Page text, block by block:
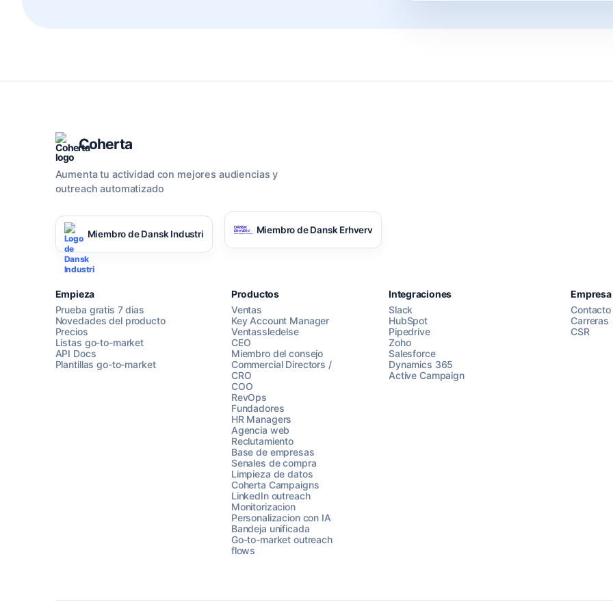
Coherta
Aumenta tu actividad con mejores audiencias y
outreach automatizado
Miembro de Dansk Industri Miembro de Dansk Erhverv
Empieza
Prueba gratis 7 dias
Novedades del producto
Precios
Listas go-to-market
API Docs
Plantillas go-to-market
Productos
Ventas
Key Account Manager
Ventassledelse
CEO
Miembro del consejo
Commercial Directors /
CRO
COO
RevOps
Fundadores
HR Managers
Agencia web
Reclutamiento
Base de empresas
Senales de compra
Limpieza de datos
Coherta Campaigns
LinkedIn outreach
Monitorizacion
Personalizacion con IA
Bandeja unificada
Go-to-market outreach
flows
Integraciones
Slack
HubSpot
Pipedrive
Zoho
Salesforce
Dynamics 365
Active Campaign
Empresa
Contacto
Carreras
CSR